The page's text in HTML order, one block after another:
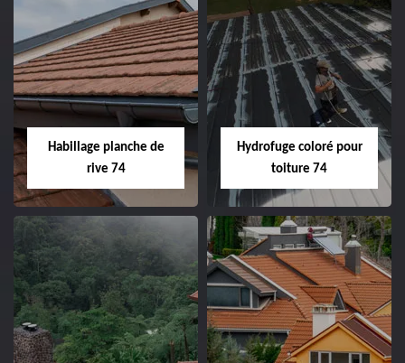
Habillage planche de
rive 74
Hydrofuge coloré pour
toiture 74